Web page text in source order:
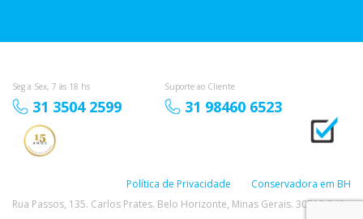
Seg a Sex, 7 às 18 hs
31 3504 2599
Suporte ao Cliente
31 98460 6523
Conservadora em BH
Política de Privacidade
Rua Passos, 135. Carlos Prates. Belo Horizonte, Minas Gerais. 30710-540